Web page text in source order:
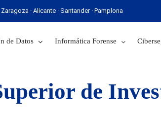
· Alicante · Santander · Pamplona
de Datos Informática Forense
· Zaragoza · Alicante · Santander ·
de